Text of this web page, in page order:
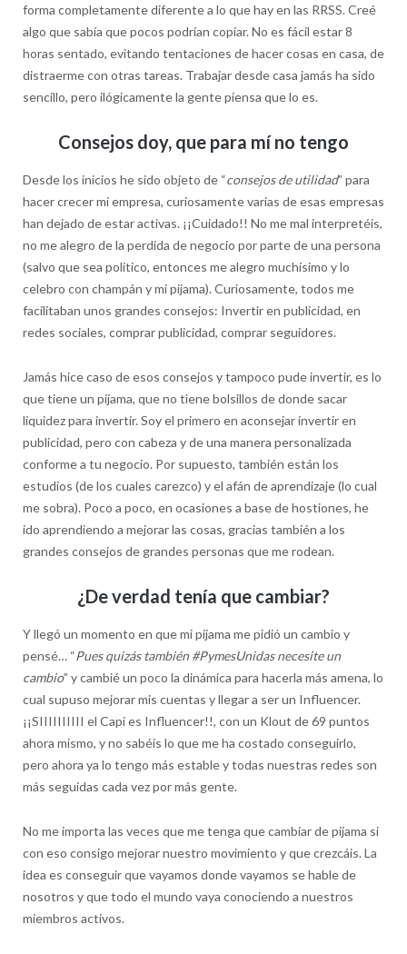
forma completamente diferente a lo que hay en las RRSS. Creé
algo que sabía que pocos podrían copiar. No es fácil estar 8
horas sentado, evitando tentaciones de hacer cosas en casa, de
distraerme con otras tareas. Trabajar desde casa jamás ha sido
sencillo, pero ilógicamente la gente piensa que lo es.
Consejos doy, que para mí no tengo
Desde los inicios he sido objeto de “consejos de utilidad” para
hacer crecer mi empresa, curiosamente varias de esas empresas
han dejado de estar activas. ¡¡Cuidado!! No me mal interpretéis,
no me alegro de la perdida de negocio por parte de una persona
(salvo que sea político, entonces me alegro muchísimo y lo
celebro con champán y mi pijama). Curiosamente, todos me
facilitaban unos grandes consejos: Invertir en publicidad, en
redes sociales, comprar publicidad, comprar seguidores.
Jamás hice caso de esos consejos y tampoco pude invertir, es lo
que tiene un pijama, que no tiene bolsillos de donde sacar
liquidez para invertir. Soy el primero en aconsejar invertir en
publicidad, pero con cabeza y de una manera personalizada
conforme a tu negocio. Por supuesto, también están los
estudios (de los cuales carezco) y el afán de aprendizaje (lo cual
me sobra). Poco a poco, en ocasiones a base de hostiones, he
ido aprendiendo a mejorar las cosas, gracias también a los
grandes consejos de grandes personas que me rodean.
¿De verdad tenía que cambiar?
Y llegó un momento en que mi pijama me pidió un cambio y
pensé… “Pues quizás también #PymesUnidas necesite un
cambio” y cambié un poco la dinámica para hacerla más amena, lo
cual supuso mejorar mis cuentas y llegar a ser un Influencer.
¡¡SIIIIIIIIII el Capi es Influencer!!, con un Klout de 69 puntos
ahora mismo, y no sabéis lo que me ha costado conseguirlo,
pero ahora ya lo tengo más estable y todas nuestras redes son
más seguidas cada vez por más gente.
No me importa las veces que me tenga que cambiar de pijama si
con eso consigo mejorar nuestro movimiento y que crezcáis. La
idea es conseguir que vayamos donde vayamos se hable de
nosotros y que todo el mundo vaya conociendo a nuestros
miembros activos.